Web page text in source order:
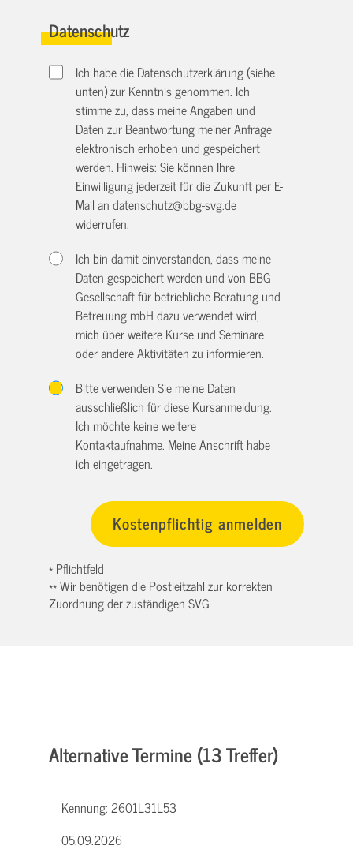
Datenschutz
Ich habe die Datenschutzerklärung (siehe
unten) zur Kenntnis genommen. Ich
stimme zu, dass meine Angaben und
Daten zur Beantwortung meiner Anfrage
elektronisch erhoben und gespeichert
werden. Hinweis: Sie können Ihre
Einwilligung jederzeit für die Zukunft per E-
Mail andatenschutz@bbg-svg.de
widerrufen.
Ich bin damit einverstanden, dass meine
Daten gespeichert werden und von BBG
Gesellschaft für betriebliche Beratung und
Betreuung mbH dazu verwendet wird,
mich über weitere Kurse und Seminare
oder andere Aktivitäten zu informieren.
Bitte verwenden Sie meine Daten
ausschließlich für diese Kursanmeldung.
Ich möchte keine weitere
Kontaktaufnahme. Meine Anschrift habe
ich eingetragen.
* Pflichtfeld
** Wir benötigen die Postleitzahl zur korrekten
Zuordnung der zuständigen SVG
Alternative Termine (13 Treffer)
Kennung:2601L31L53
05.09.2026